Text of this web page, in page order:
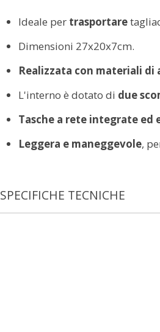
Ideale per trasportare
Dimensioni 27x20x7cm.
Realizzata con materiali di
L'interno è dotato di due
Tasche a rete integrate ed
Leggera e maneggevole,
SPECIFICHE TECNICHE